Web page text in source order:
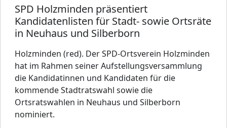
SPD Holzminden präsentiert
Kandidatenlisten für Stadt- sowie Ortsräte
in Neuhaus und Silberborn
Holzminden (red). Der SPD-Ortsverein Holzminden
hat im Rahmen seiner Aufstellungsversammlung
die Kandidatinnen und Kandidaten für die
kommende Stadtratswahl sowie die
Ortsratswahlen in Neuhaus und Silberborn
nominiert.